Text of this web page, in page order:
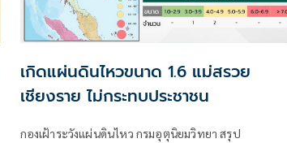
เกิดแผ่นดินไหวขนาด 1.6 แม่สรวย
เชียงราย ไม่กระทบประชาชน
กองเฝ้าระวังแผ่นดินไหว กรมอุตุนิยมวิทยา สรุป